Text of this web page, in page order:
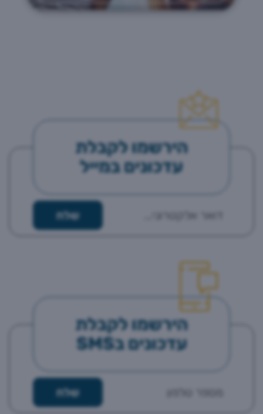
הירשמו לקבלת
עדכונים במייל
הירשמו לקבלת
עדכונים בSMS